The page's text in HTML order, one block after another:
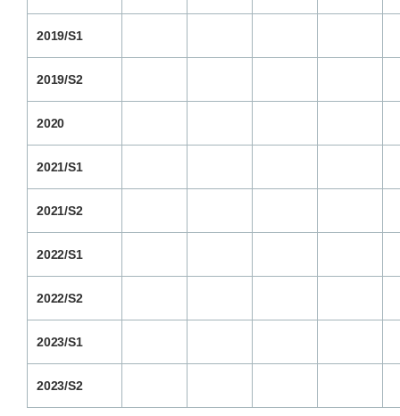
2019/S1
2019/S2
2020
2021/S1
2021/S2
2022/S1
2022/S2
2023/S1
2023/S2